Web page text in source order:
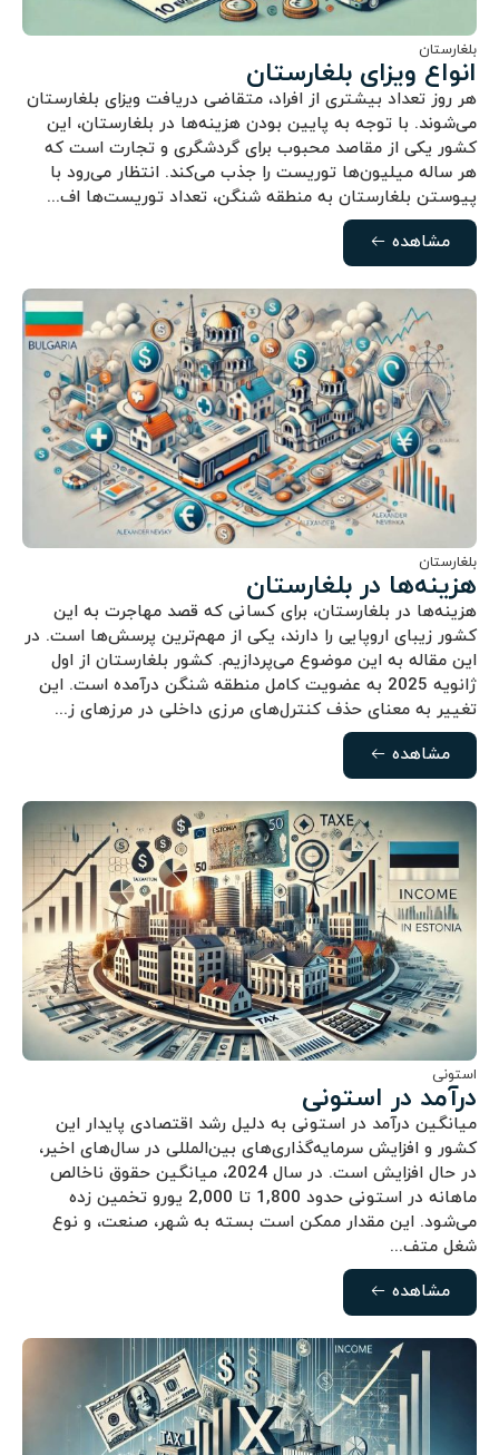
بلغارستان
انواع ویزای بلغارستان
هر روز تعداد بیشتری از افراد، متقاضی دریافت ویزای بلغارستان
می‌شوند. با توجه به پایین بودن هزینه‌ها در بلغارستان، این
کشور یکی از مقاصد محبوب برای گردشگری و تجارت است که
هر ساله میلیون‌ها توریست را جذب می‌کند. انتظار می‌رود با
پیوستن بلغارستان به منطقه شنگن، تعداد توریست‌ها اف...
مشاهده
بلغارستان
هزینه‌ها در بلغارستان
هزینه‌ها در بلغارستان، برای کسانی که قصد مهاجرت به این
کشور زیبای اروپایی را دارند، یکی از مهم‌ترین پرسش‌ها است. در
این مقاله به این موضوع می‌پردازیم. کشور بلغارستان از اول
ژانویه 2025 به عضویت کامل منطقه شنگن درآمده است. این
تغییر به معنای حذف کنترل‌های مرزی داخلی در مرزهای ز...
مشاهده
استونی
درآمد در استونی
میانگین درآمد در استونی به دلیل رشد اقتصادی پایدار این
کشور و افزایش سرمایه‌گذاری‌های بین‌المللی در سال‌های اخیر،
در حال افزایش است. در سال 2024، میانگین حقوق ناخالص
ماهانه در استونی حدود 1,800 تا 2,000 یورو تخمین زده
می‌شود. این مقدار ممکن است بسته به شهر، صنعت، و نوع
شغل متف...
مشاهده